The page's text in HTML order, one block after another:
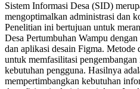
Sistem Informasi Desa (SID)
mengoptimalkan administrasi dan
Penelitian ini bertujuan untuk
Desa Pertumbuhan Wampu
dan aplikasi desain Figma. Metode
untuk memfasilitasi
kebutuhan pengguna. Hasilnya
mempertimbangkan kebutuhan